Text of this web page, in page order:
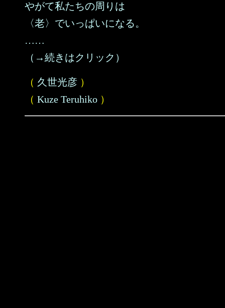
やがて私たちの周りは
〈老〉でいっぱいになる。
……
（→続きはクリック）
（ 久世光彦 ）
（ Kuze Teruhiko ）